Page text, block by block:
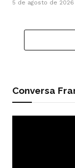
5 de agosto de 2026
Conversa